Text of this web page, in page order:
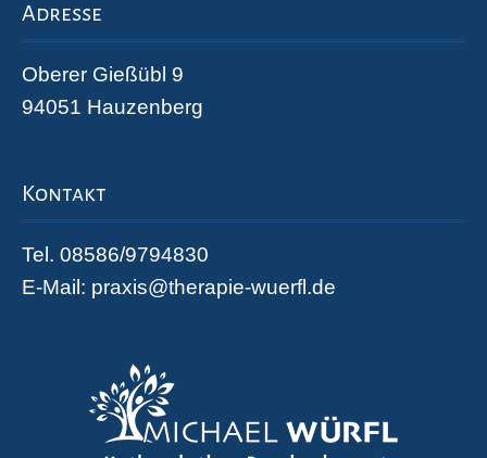
Adresse
Oberer Gießübl 9
94051 Hauzenberg
Kontakt
Tel. 08586/9794830
E-Mail: praxis@therapie-wuerfl.de